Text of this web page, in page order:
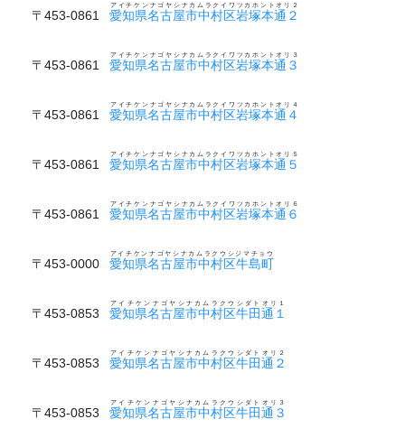
〒453-0861 愛知県名古屋市中村区岩塚本通２
アイチケンナゴヤシナカムラクイワツカホントオリ２
〒453-0861 愛知県名古屋市中村区岩塚本通３
アイチケンナゴヤシナカムラクイワツカホントオリ３
〒453-0861 愛知県名古屋市中村区岩塚本通４
アイチケンナゴヤシナカムラクイワツカホントオリ４
〒453-0861 愛知県名古屋市中村区岩塚本通５
アイチケンナゴヤシナカムラクイワツカホントオリ５
〒453-0861 愛知県名古屋市中村区岩塚本通６
アイチケンナゴヤシナカムラクイワツカホントオリ６
〒453-0000 愛知県名古屋市中村区牛島町
アイチケンナゴヤシナカムラクウシジマチョウ
〒453-0853 愛知県名古屋市中村区牛田通１
アイチケンナゴヤシナカムラクウシダトオリ１
〒453-0853 愛知県名古屋市中村区牛田通２
アイチケンナゴヤシナカムラクウシダトオリ２
〒453-0853 愛知県名古屋市中村区牛田通３
アイチケンナゴヤシナカムラクウシダトオリ３